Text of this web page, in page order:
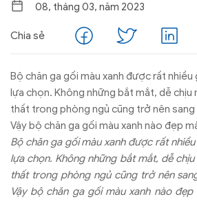
08, tháng 03, năm 2023
Chia sẻ
Bộ chăn ga gối màu xanh được rất nhiều
lựa chọn. Không những bắt mắt, dễ
thất trong phòng ngủ cũng trở nên
Vậy bộ chăn ga gối màu xanh nào đẹp
theo dõi bài viết sau để tìm câu trả lời
Bộ chăn ga gối màu xanh được rất
lựa chọn. Không những bắt mắt, dễ
thất trong phòng ngủ cũng trở nên
Vậy bộ chăn ga gối màu xanh nào